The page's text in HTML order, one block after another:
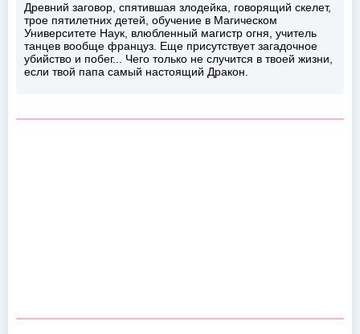
Древний заговор, спятившая злодейка, говорящий скелет,
трое пятилетних детей, обучение в Магическом
Университете Наук, влюбленный магистр огня, учитель
танцев вообще француз. Еще присутствует загадочное
убийство и побег... Чего только не случится в твоей жизни,
если твой папа самый настоящий Дракон.